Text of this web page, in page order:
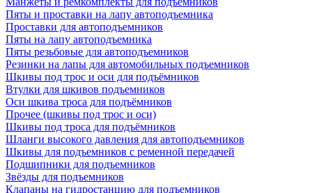
Пяты и проставки на лапу автоподъемника
Проставки для автоподъемников
Пяты на лапу автоподъемника
Пяты резьбовые для автоподъемников
Резинки на лапы для автомобильных подъемников
Шкивы под трос и оси для подъёмников
Втулки для шкивов подъемников
Оси шкива троса для подъёмников
Прочее (шкивы под трос и оси)
Шкивы под троса для подъёмников
Шланги высокого давления для автоподъемников
Шкивы для подъемников с ременной передачей
Подшипники для подъемников
Звёзды для подъемников
Клапаны на гидростанцию для подъемников